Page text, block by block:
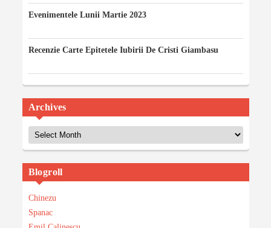
Evenimentele Lunii Martie 2023
Recenzie Carte Epitetele Iubirii De Cristi Giambasu
Archives
Archives
Blogroll
Chinezu
Spanac